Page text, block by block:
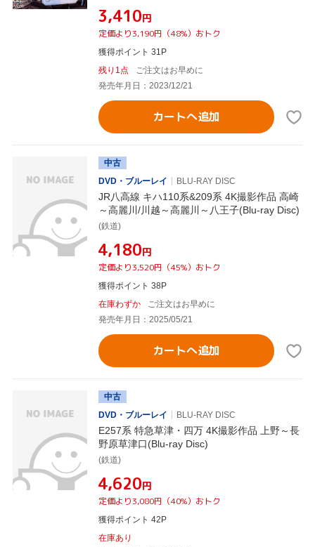
¥3,410円
定価より3,190円（48%）おトク
獲得ポイント 31P
残り1点
ご注文はお早めに
発売年月日：2023/12/21
カートへ追加
中古
DVD・ブルーレイ
BLU-RAY DISC
JR八高線 キハ110系&209系 4K撮影作品 高崎
～高麗川/川越～高麗川～八王子(Blu-ray Disc)
(鉄道)
¥4,180円
定価より3,520円（45%）おトク
獲得ポイント 38P
在庫わずか
ご注文はお早めに
発売年月日：2025/05/21
カートへ追加
中古
DVD・ブルーレイ
BLU-RAY DISC
E257系 特急草津・四万 4K撮影作品 上野～長
野原草津口(Blu-ray Disc)
(鉄道)
¥4,620円
定価より3,080円（40%）おトク
獲得ポイント 42P
在庫あり